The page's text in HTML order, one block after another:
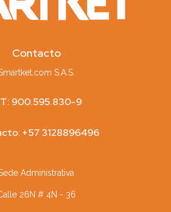
Contacto
S.A.S.
900.595.830-9
+57 3128896496
Administrativa
26N # 4N - 36